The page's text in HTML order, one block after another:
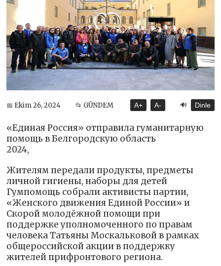
📅 Ekim 26, 2024 📂 GÜNDEM A+ A- 🔊 Dinle
«Единая Россия» отправила гуманитарную
помощь в Белгородскую область
2024,
Жителям передали продукты, предметы
личной гигиены, наборы для детей
Гумпомощь собрали активисты партии,
«Женского движения Единой России» и
Скорой молодёжной помощи при
поддержке уполномоченного по правам
человека Татьяны Москальковой в рамках
общероссийской акции в поддержку
жителей прифронтового региона.